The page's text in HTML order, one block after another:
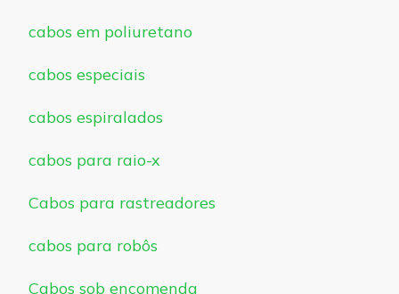
cabos em poliuretano
cabos especiais
cabos espiralados
cabos para raio-x
Cabos para rastreadores
cabos para robôs
Cabos sob encomenda